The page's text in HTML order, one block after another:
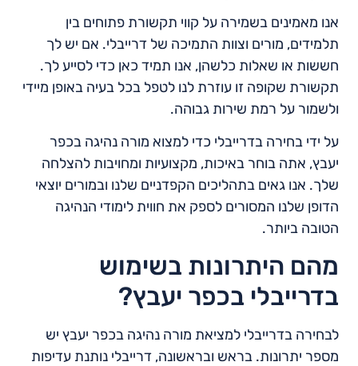
אנו מאמינים בשמירה על קווי תקשורת פתוחים בין
תלמידים, מורים וצוות התמיכה של דרייבלי. אם יש לך
חששות או שאלות כלשהן, אנו תמיד כאן כדי לסייע לך.
תקשורת שקופה זו עוזרת לנו לטפל בכל בעיה באופן מיידי
ולשמור על רמת שירות גבוהה.
על ידי בחירה בדרייבלי כדי למצוא מורה נהיגה בכפר
יעבץ, אתה בוחר באיכות, מקצועיות ומחויבות להצלחה
שלך. אנו גאים בתהליכים הקפדניים שלנו ובמורים יוצאי
הדופן שלנו המסורים לספק את חווית לימודי הנהיגה
הטובה ביותר.
מהם היתרונות בשימוש
בדרייבלי בכפר יעבץ?
לבחירה בדרייבלי למציאת מורה נהיגה בכפר יעבץ יש
מספר יתרונות. בראש ובראשונה, דרייבלי נותנת עדיפות